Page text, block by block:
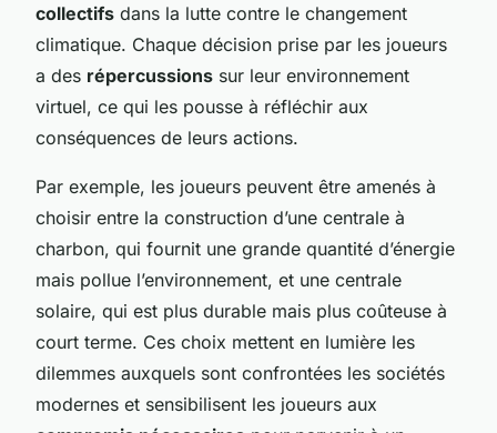
collectifs dans la lutte contre le changement
climatique. Chaque décision prise par les joueurs
a des répercussions sur leur environnement
virtuel, ce qui les pousse à réfléchir aux
conséquences de leurs actions.
Par exemple, les joueurs peuvent être amenés à
choisir entre la construction d’une centrale à
charbon, qui fournit une grande quantité d’énergie
mais pollue l’environnement, et une centrale
solaire, qui est plus durable mais plus coûteuse à
court terme. Ces choix mettent en lumière les
dilemmes auxquels sont confrontées les sociétés
modernes et sensibilisent les joueurs aux